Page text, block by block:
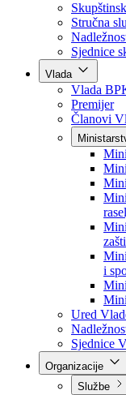
Poslanici
Poslanici
Kolegij
Stručna
Nadležnosti
Sjednice
Vlada
Vlada
Premijer
Članovi
i
Ured
Sjednice